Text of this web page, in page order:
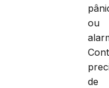
ou
de